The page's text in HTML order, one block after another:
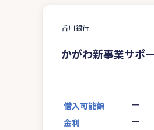
香川銀行
かがわ新事業サポ
借入可能額 ー
金利 ー